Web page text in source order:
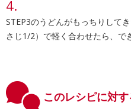
STEP3のうどんがもっちりして
さじ1/2）で軽く合わせたら、で
このレシピに対